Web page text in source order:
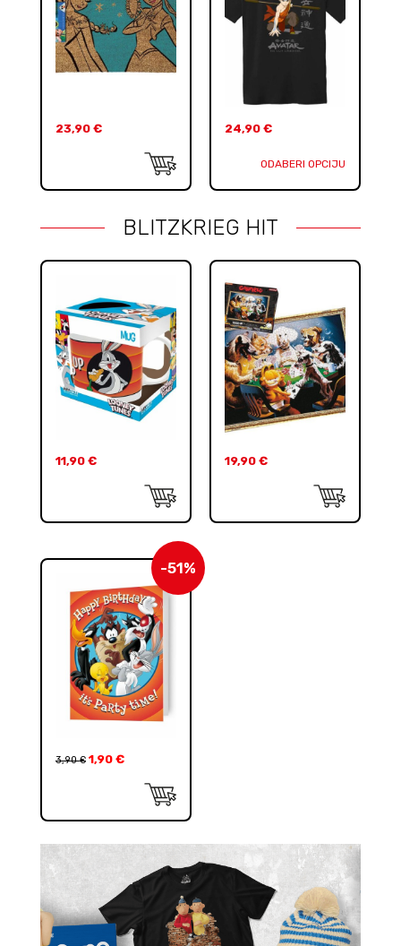
23,90 € 24,90 €
ODABERI OPCIJU
BLITZKRIEG HIT
11,90 € 19,90 €
-51%
3,90€ 1,90 €